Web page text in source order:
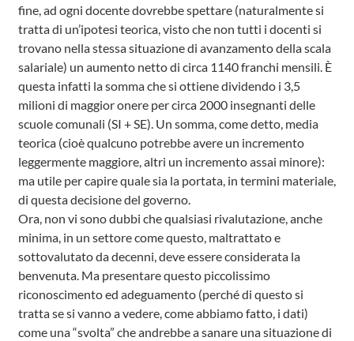
fine, ad ogni docente dovrebbe spettare (naturalmente si
tratta di un’ipotesi teorica, visto che non tutti i docenti si
trovano nella stessa situazione di avanzamento della scala
salariale) un aumento netto di circa 1140 franchi mensili. È
questa infatti la somma che si ottiene dividendo i 3,5
milioni di maggior onere per circa 2000 insegnanti delle
scuole comunali (SI + SE). Un somma, come detto, media
teorica (cioè qualcuno potrebbe avere un incremento
leggermente maggiore, altri un incremento assai minore):
ma utile per capire quale sia la portata, in termini materiale,
di questa decisione del governo.
Ora, non vi sono dubbi che qualsiasi rivalutazione, anche
minima, in un settore come questo, maltrattato e
sottovalutato da decenni, deve essere considerata la
benvenuta. Ma presentare questo piccolissimo
riconoscimento ed adeguamento (perché di questo si
tratta se si vanno a vedere, come abbiamo fatto, i dati)
come una “svolta” che andrebbe a sanare una situazione di